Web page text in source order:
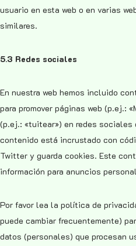
usuario en esta web o en varias
similares.
5.3 Redes sociales
En nuestra web hemos incluido
para promover páginas web (p.ej.:
(p.ej.: «tuitear») en redes sociales
contenido está incrustado con
Twitter y guarda cookies. Este
información para anuncios
Por favor lea la política de
puede cambiar frecuentemente)
datos (personales) que procesan